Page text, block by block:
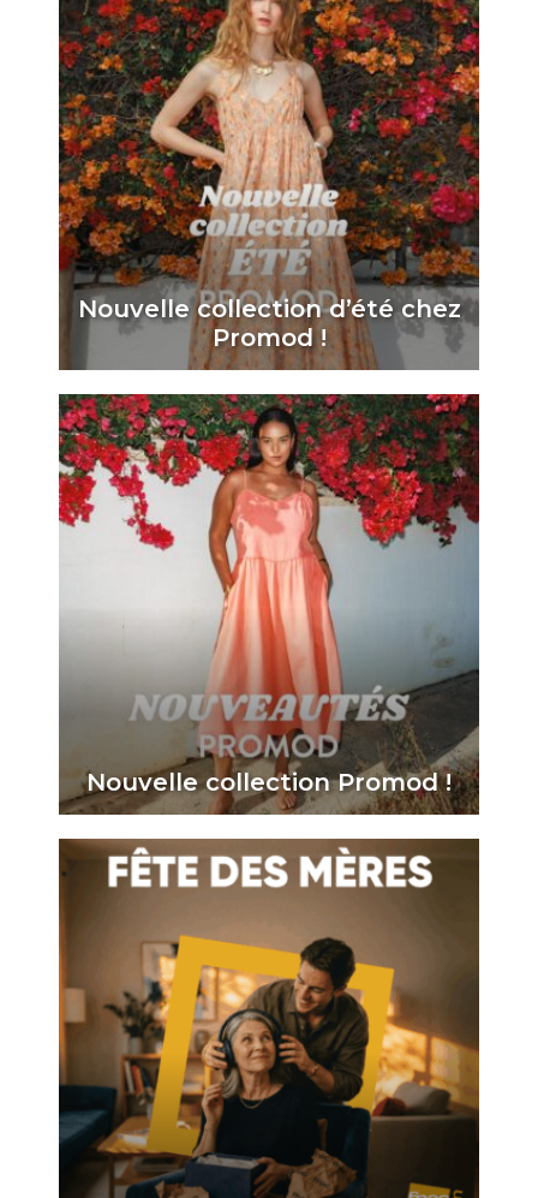
Nouvelle collection d’été chez
Promod !
Nouvelle collection Promod !